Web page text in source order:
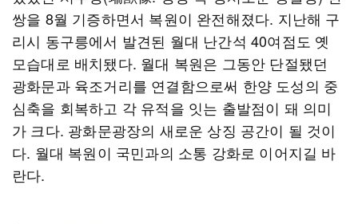
쌍을 8월 기증하면서 복원이 완전해졌다. 지난해 구
리시 동구릉에서 발견된 월대 난간석 40여점도 옛
모습대로 배치됐다. 월대 복원은 그동안 단절됐던
광화문과 육조거리를 연결함으로써 한양 도성의 중
심축을 회복하고 각 유적을 잇는 출발점이 돼 의미
가 크다. 광화문광장의 새로운 상징 공간이 될 것이
다. 월대 복원이 국민과의 소통 강화로 이어지길 바
란다.